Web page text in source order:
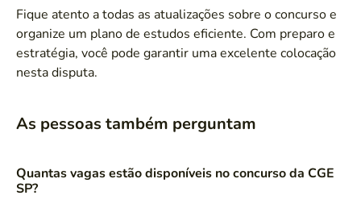
Fique atento a todas as atualizações sobre o concurso e
organize um plano de estudos eficiente. Com preparo e
estratégia, você pode garantir uma excelente colocação
nesta disputa.
As pessoas também perguntam
Quantas vagas estão disponíveis no concurso da CGE
SP?